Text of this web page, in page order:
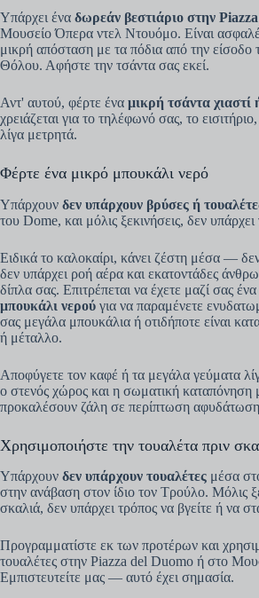
Υπάρχει ένα δωρεάν βεστιάριο στην
Μουσείο Όπερα ντελ Ντουόμο. Είναι
μικρή απόσταση με τα πόδια από την είσοδο
Θόλου. Αφήστε την τσάντα σας εκεί.
Αντ' αυτού, φέρτε ένα μικρή τσάντα
χρειάζεται για το τηλέφωνό σας, το
λίγα μετρητά.
Φέρτε ένα μικρό μπουκάλι νερό
Υπάρχουν δεν υπάρχουν βρύσες ή
του Dome, και μόλις ξεκινήσεις, δεν υπάρχει
Ειδικά το καλοκαίρι, κάνει ζέστη μέσα —
δεν υπάρχει ροή αέρα και εκατοντάδες
δίπλα σας. Επιτρέπεται να έχετε μαζί σας ένα
μπουκάλι νερού για να παραμένετε
σας μεγάλα μπουκάλια ή οτιδήποτε είναι
ή μέταλλο.
Αποφύγετε τον καφέ ή τα μεγάλα γεύματα
ο στενός χώρος και η σωματική καταπόνηση
προκαλέσουν ζάλη σε περίπτωση
Χρησιμοποιήστε την τουαλέτα πριν
Υπάρχουν δεν υπάρχουν τουαλέτες μέσα
στην ανάβαση στον ίδιο τον Τρούλο. Μόλις
σκαλιά, δεν υπάρχει τρόπος να βγείτε ή να
Προγραμματίστε εκ των προτέρων και
τουαλέτες στην Piazza del Duomo ή στο
Εμπιστευτείτε μας — αυτό έχει σημασία.